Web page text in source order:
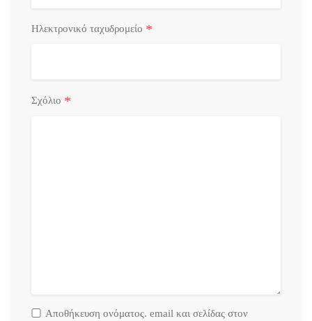
Ηλεκτρονικό ταχυδρομείο *
Σχόλιο *
Αποθήκευση ονόματος. email και σελίδας στον